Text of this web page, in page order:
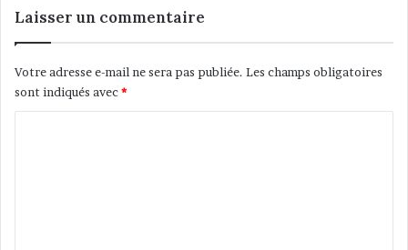
r
'
i
n
Laisser un commentaire
Votre adresse e-mail ne sera pas publiée. Les champs obligatoires
sont indiqués avec*